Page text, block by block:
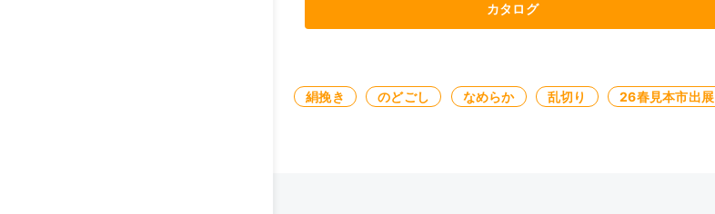
カタログ
絹挽き のどごし なめらか 乱切り 26春見本市出展